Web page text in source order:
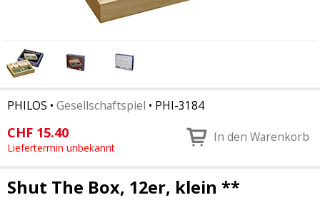
PHILOS • Gesellschaftspiel • PHI-3184
CHF 15.40
Liefertermin unbekannt
In den Warenkorb
Shut The Box, 12er, klein **